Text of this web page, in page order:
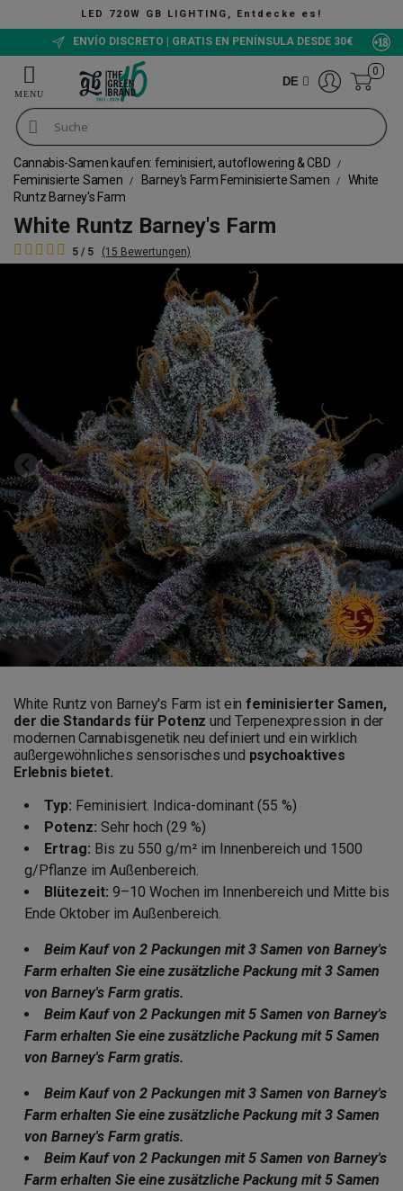
Entdecke es!
ENVÍO DISCRETO | GRATIS EN PENÍNSULA DESDE 30€
DE
0
Cannabis-Samen kaufen: feminisiert, autoflowering & CBD
Feminisierte Samen
Barney's Farm Feminisierte Samen
White
Runtz Barney's Farm
White Runtz Barney's Farm
5 / 5 (15 Bewertungen)
White Runtz von Barney's Farm ist einfeminisierter Samen,
der die Standards für Potenz und Terpenexpression in der
modernen Cannabisgenetik neu definiert und ein wirklich
außergewöhnliches sensorisches und psychoaktives
Erlebnis bietet.
Typ: Feminisiert. Indica-dominant (55 %)
Potenz: Sehr hoch (29 %)
Ertrag: Bis zu 550 g/m² im Innenbereich und 1500
g/Pflanze im Außenbereich.
Blütezeit: 9–10 Wochen im Innenbereich und Mitte bis
Ende Oktober im Außenbereich.
Beim Kauf von 2 Packungen mit 3 Samen von Barney's
Farm erhalten Sie eine zusätzliche Packung mit 3 Samen
von Barney's Farm gratis.
Beim Kauf von 2 Packungen mit 5 Samen von Barney's
Farm erhalten Sie eine zusätzliche Packung mit 5 Samen
von Barney's Farm gratis.
Beim Kauf von 2 Packungen mit 3 Samen von Barney's
Farm erhalten Sie eine zusätzliche Packung mit 3 Samen
von Barney's Farm gratis.
Beim Kauf von 2 Packungen mit 5 Samen von Barney's
Farm erhalten Sie eine zusätzliche Packung mit 5 Samen